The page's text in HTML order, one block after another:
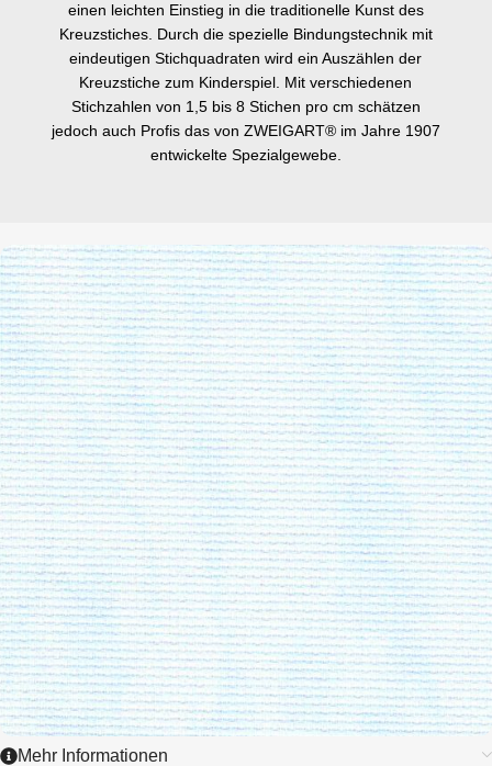
einen leichten Einstieg in die traditionelle Kunst des
Kreuzstiches. Durch die spezielle Bindungstechnik mit
eindeutigen Stichquadraten wird ein Auszählen der
Kreuzstiche zum Kinderspiel. Mit verschiedenen
Stichzahlen von 1,5 bis 8 Stichen pro cm schätzen
jedoch auch Profis das von ZWEIGART® im Jahre 1907
entwickelte Spezialgewebe.
Mehr Informationen